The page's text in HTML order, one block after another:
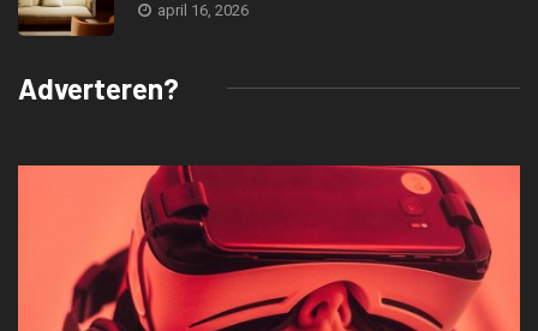
april 16, 2026
Adverteren?